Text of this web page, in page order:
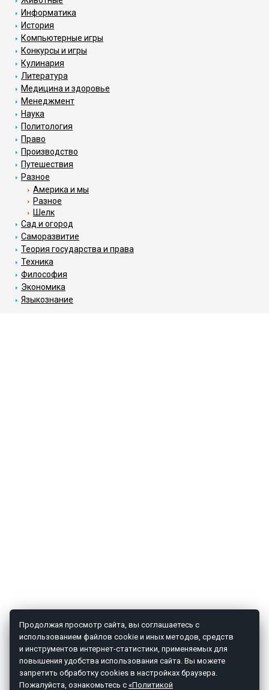
Информатика
История
Компьютерные игры
Конкурсы и игры
Кулинария
Литература
Медицина и здоровье
Менеджмент
Наука
Политология
Право
Производство
Путешествия
Разное
Америка и мы
Разное
Шелк
Сад и огород
Саморазвитие
Теория государства и права
Техника
Философия
Экономика
Языкознание
Продолжая просмотр сайта, вы соглашаетесь с
использованием файлов cookie и иных методов, средств
и инструментов интернет-статистики, применяемых для
повышения удобства использования сайта. Вы можете
запретить обработку cookies в настройках браузера.
Пожалуйста, ознакомьтесь с «Политикой